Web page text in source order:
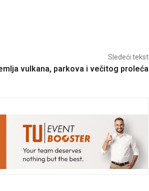
Sledeći tekst
vulkana, parkova i večitog proleća